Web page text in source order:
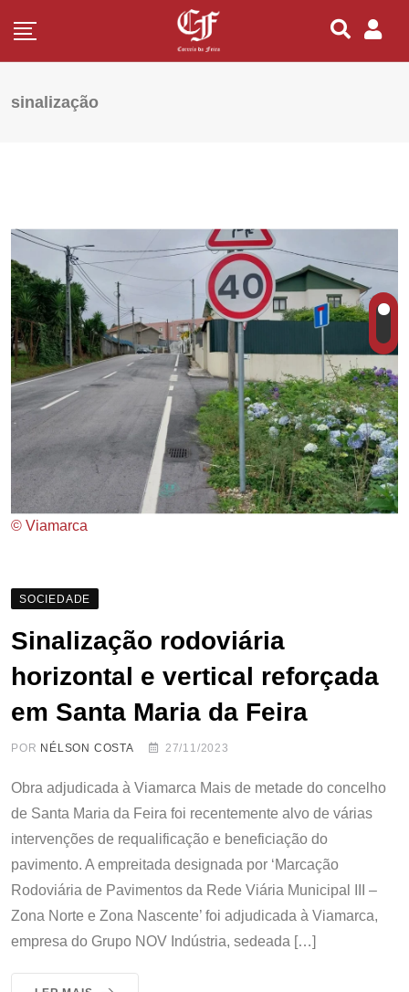
sinalização
© Viamarca
SOCIEDADE
Sinalização rodoviária
horizontal e vertical reforçada
em Santa Maria da Feira
POR NÉLSON COSTA 27/11/2023
Obra adjudicada à Viamarca Mais de metade do concelho
de Santa Maria da Feira foi recentemente alvo de várias
intervenções de requalificação e beneficiação do
pavimento. A empreitada designada por ‘Marcação
Rodoviária de Pavimentos da Rede Viária Municipal III –
Zona Norte e Zona Nascente’ foi adjudicada à Viamarca,
empresa do Grupo NOV Indústria, sedeada […]